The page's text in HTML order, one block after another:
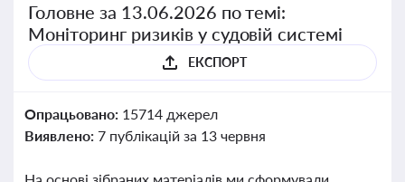
Головне за 13.06.2026 по темі:
Моніторинг ризиків у судовій системі
ЕКСПОРТ
Опрацьовано: 15714 джерел
Виявлено: 7 публікацій за 13 червня